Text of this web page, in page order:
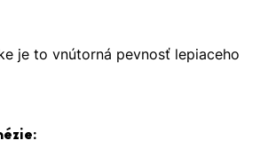
je to vnútorná pevnosť lepiaceho